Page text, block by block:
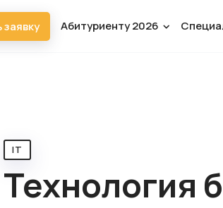
Абитуриенту 2026
IT
Технология